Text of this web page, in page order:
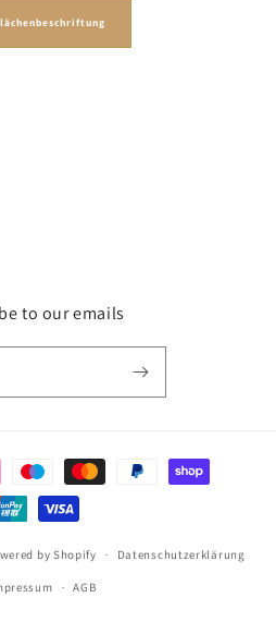
to our emails
by Shopify Datenschutzerklärung
AGB